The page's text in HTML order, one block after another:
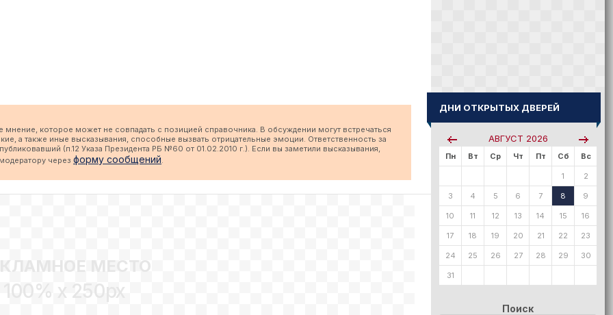
которое может не совпадать с позицией справочника. В обсуждении могут встречаться
а также иные высказывания, способные вызвать отрицательные эмоции. Ответственность за
(п.12 Указа Президента РБ №60 от 01.02.2010 г.). Если вы заметили высказывания,
через форму сообщений.
МЕСТО
100% x 250px
ДНИ ОТКРЫТЫХ ДВЕРЕЙ
АВГУСТ 2026
Пн Вт Ср Чт Пт Сб Вс
1 2
3 4 5 6 7 8 9
10 11 12 13 14 15 16
17 18 19 20 21 22 23
24 25 26 27 28 29 30
31
Поиск